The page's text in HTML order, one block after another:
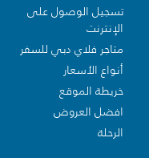
تسجيل الوصول على
الإنترنت
متاجر فلاي دبي للسفر
أنواع الأسعار
خريطة الموقع
افضل العروض
الرحلة